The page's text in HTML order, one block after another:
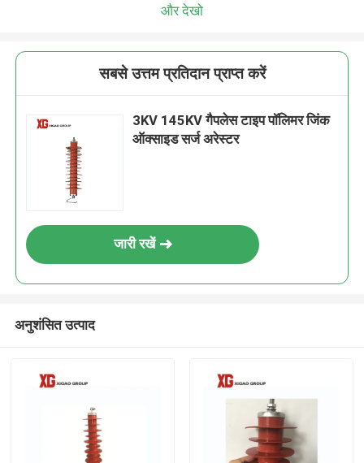
और देखो
सबसे उत्तम प्रतिदान प्राप्त करें
3KV 145KV गैपलेस टाइप पॉलिमर जिंक
ऑक्साइड सर्ज अरेस्टर
जारी रखें
अनुशंसित उत्पाद